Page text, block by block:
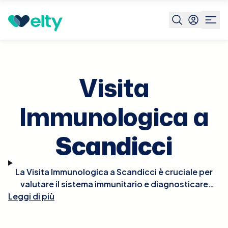
Prenota visita Scandicci
Visita
Immunologica a
Scandicci
La Visita Immunologica a Scandicci è cruciale per
valutare il sistema immunitario e diagnosticare
condizioni legate a disfunzioni immunitarie, come
Leggi di più